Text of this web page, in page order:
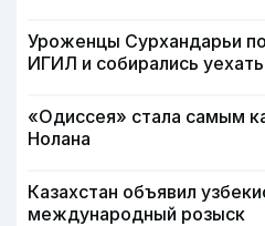
Уроженцы Сурхандарьи
ИГИЛ и собирались
«Одиссея» стала самым
Нолана
Казахстан объявил
международный розыск